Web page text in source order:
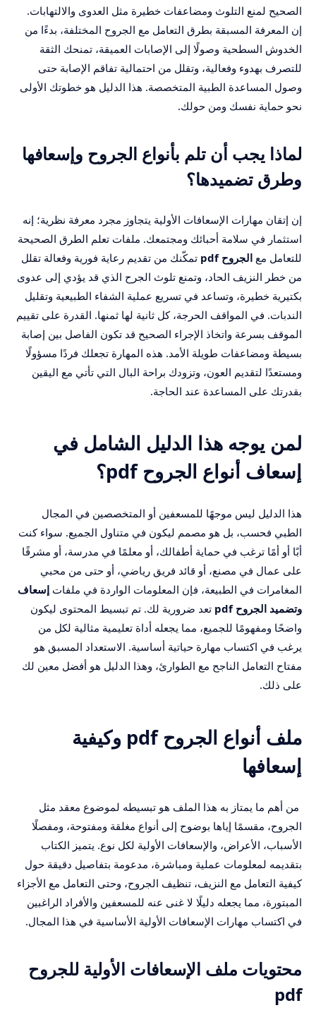
الصحيح لمنع التلوث ومضاعفات خطيرة مثل العدوى والالتهابات.
إن المعرفة المسبقة بطرق التعامل مع الجروح المختلفة، بدءًا من
الخدوش السطحية وصولًا إلى الإصابات العميقة، تمنحك الثقة
للتصرف بهدوء وفعالية، وتقلل من احتمالية تفاقم الإصابة حتى
وصول المساعدة الطبية المتخصصة. هذا الدليل هو خطوتك الأولى
نحو حماية نفسك ومن حولك.
لماذا يجب أن تلم بأنواع الجروح وإسعافها
وطرق تضميدها؟
إن إتقان مهارات الإسعافات الأولية يتجاوز مجرد معرفة نظرية؛ إنه
استثمار في سلامة أحبائك ومجتمعك. ملفات تعلم الطرق الصحيحة
للتعامل مع الجروح pdf
تمكّنك من تقديم رعاية فورية وفعالة تقلل
من خطر النزيف الحاد، وتمنع تلوث الجرح الذي قد يؤدي إلى عدوى
بكتيرية خطيرة، وتساعد في تسريع عملية الشفاء الطبيعية وتقليل
الندبات. في المواقف الحرجة، كل ثانية لها ثمنها. القدرة على تقييم
الموقف بسرعة واتخاذ الإجراء الصحيح قد تكون الفاصل بين إصابة
بسيطة ومضاعفات طويلة الأمد. هذه المهارة تجعلك فردًا مسؤولًا
ومستعدًا لتقديم العون، وتزودك براحة البال التي تأتي مع اليقين
بقدرتك على المساعدة عند الحاجة.
لمن يوجه هذا الدليل الشامل في
إسعاف أنواع الجروح pdf؟
هذا الدليل ليس موجهًا للمسعفين أو المتخصصين في المجال
الطبي فحسب، بل هو مصمم ليكون في متناول الجميع. سواء كنت
أبًا أو أمًا ترغب في حماية أطفالك، أو معلمًا في مدرسة، أو مشرفًا
على عمال في مصنع، أو قائد فريق رياضي، أو حتى من محبي
المغامرات في الطبيعة، فإن المعلومات الواردة في ملفات إسعاف
وتضميد الجروح pdf
تعد ضرورية لك. تم تبسيط المحتوى ليكون
واضحًا ومفهومًا للجميع، مما يجعله أداة تعليمية مثالية لكل من
يرغب في اكتساب مهارة حياتية أساسية. الاستعداد المسبق هو
مفتاح التعامل الناجح مع الطوارئ، وهذا الدليل هو أفضل معين لك
على ذلك.
ملف أنواع الجروح pdf وكيفية
إسعافها
من أهم ما يمتاز به هذا الملف هو تبسيطه لموضوع معقد مثل
الجروح، مقسمًا إياها بوضوح إلى أنواع مغلقة ومفتوحة، ومفصلًا
الأسباب، الأعراض، والإسعافات الأولية لكل نوع. يتميز الكتاب
بتقديمه لمعلومات عملية ومباشرة، مدعومة بتفاصيل دقيقة حول
كيفية التعامل مع النزيف، تنظيف الجروح، وحتى التعامل مع الأجزاء
المبتورة، مما يجعله دليلًا لا غنى عنه للمسعفين والأفراد الراغبين
في اكتساب مهارات الإسعافات الأولية الأساسية في هذا المجال.
محتويات ملف الإسعافات الأولية للجروح
pdf